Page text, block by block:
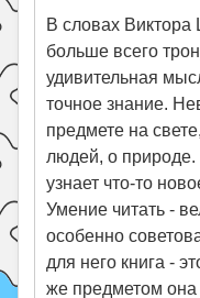
В словах Виктора
больше всего
удивительная
точное знание.
предмете на
людей, о природе.
узнает что-то
Умение читать -
особенно
для него книга -
же предметом она